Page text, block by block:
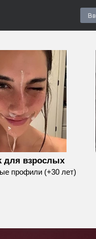
для взрослых
профили (+30 лет)